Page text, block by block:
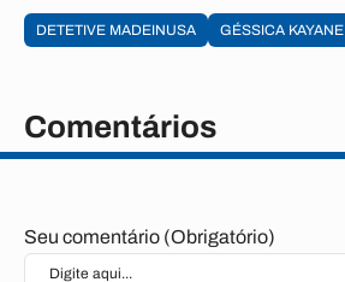
DETETIVE MADEINUSA GÉSSICA KAYANE
Comentários
Seu comentário (Obrigatório)